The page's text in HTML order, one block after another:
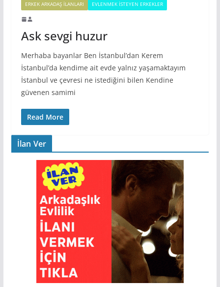
ERKEK ARKADAŞ ILANLARI EVLENMEK İSTEYEN ERKEKLER
Ask sevgi huzur
Merhaba bayanlar Ben İstanbul’dan Kerem
İstanbul’da kendime ait evde yalnız yaşamaktayım
İstanbul ve çevresi ne istediğini bilen Kendine
güvenen samimi
Read More
İlan Ver